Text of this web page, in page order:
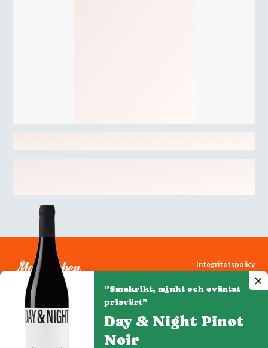
Integritetspolicy
Cookiepolicy
Denna webbplats drivs av Vinklubben i Norden AB
”Smakrikt, mjukt och oväntat
prisvärt”
Day & Night Pinot
Noir